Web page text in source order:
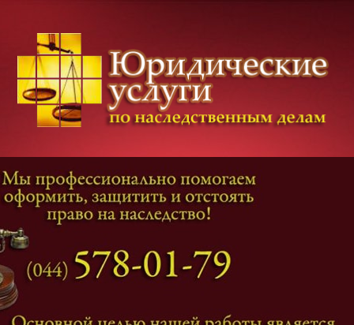
Категории дел
Наследование и Завещание
Оформление наследства
Оспаривание наследства